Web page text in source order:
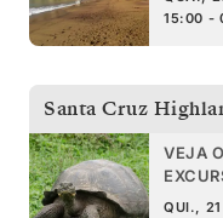
15:00 -
Santa Cruz
VEJA
QUI., 21